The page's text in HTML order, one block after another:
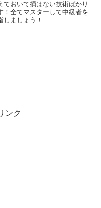
ておいて損はない技術ばかり
！全てマスターして中級者を
しましょう！
ンク